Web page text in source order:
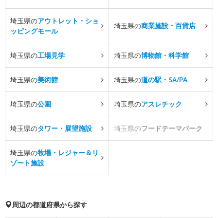
埼玉県のアウトレット・ショ
ッピングモール
埼玉県の商業施設・百貨店
埼玉県の工場見学 埼玉県の博物館・科学館
埼玉県の美術館 埼玉県の道の駅・SA/PA
埼玉県の公園 埼玉県のアスレチック
埼玉県のタワー・展望施設 埼玉県のフードテーマパーク
埼玉県の牧場・レジャー＆リ
ゾート施設
周辺の都道府県から探す